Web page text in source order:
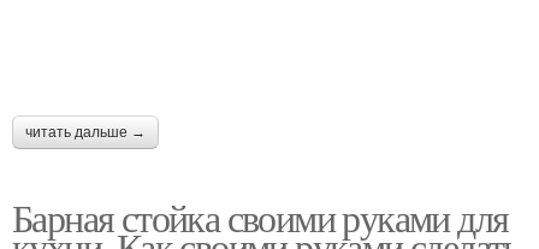
читать дальше →
Барная стойка своими руками для